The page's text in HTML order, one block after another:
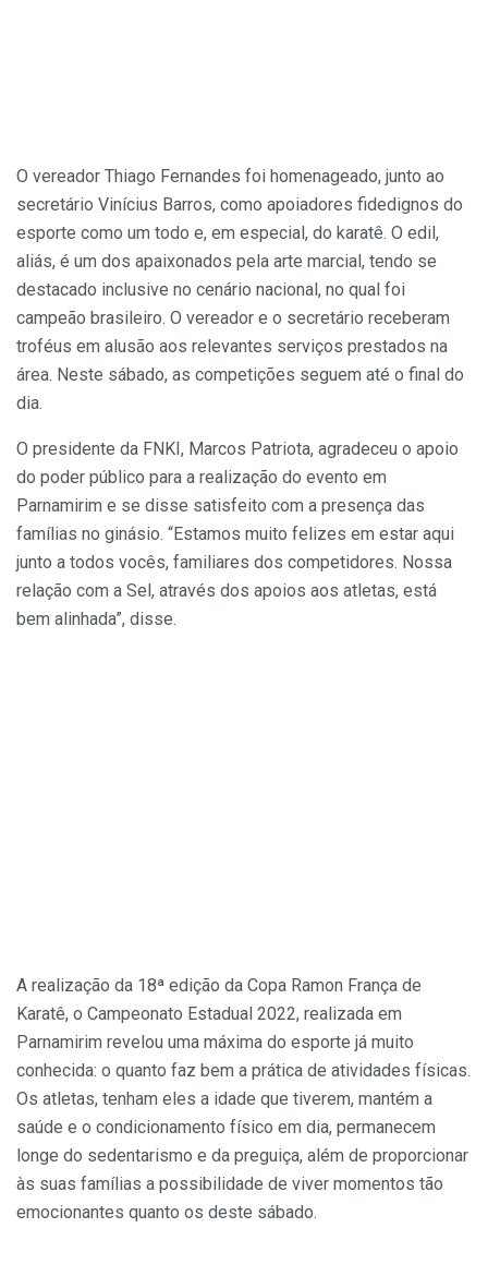
O vereador Thiago Fernandes foi homenageado, junto ao
secretário Vinícius Barros, como apoiadores fidedignos do
esporte como um todo e, em especial, do karatê. O edil,
aliás, é um dos apaixonados pela arte marcial, tendo se
destacado inclusive no cenário nacional, no qual foi
campeão brasileiro. O vereador e o secretário receberam
troféus em alusão aos relevantes serviços prestados na
área. Neste sábado, as competições seguem até o final do
dia.
O presidente da FNKI, Marcos Patriota, agradeceu o apoio
do poder público para a realização do evento em
Parnamirim e se disse satisfeito com a presença das
famílias no ginásio. “Estamos muito felizes em estar aqui
junto a todos vocês, familiares dos competidores. Nossa
relação com a Sel, através dos apoios aos atletas, está
bem alinhada”, disse.
A realização da 18ª edição da Copa Ramon França de
Karatê, o Campeonato Estadual 2022, realizada em
Parnamirim revelou uma máxima do esporte já muito
conhecida: o quanto faz bem a prática de atividades físicas.
Os atletas, tenham eles a idade que tiverem, mantém a
saúde e o condicionamento físico em dia, permanecem
longe do sedentarismo e da preguiça, além de proporcionar
às suas famílias a possibilidade de viver momentos tão
emocionantes quanto os deste sábado.